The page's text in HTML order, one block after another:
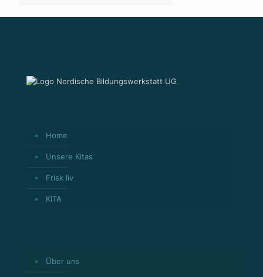
Home
Unsere Kitas
Frisk liv
KITA
Über uns